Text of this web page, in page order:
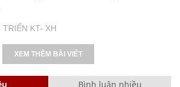
KT- XH
XEM THÊM BÀI VIẾT
Bình luận nhiều